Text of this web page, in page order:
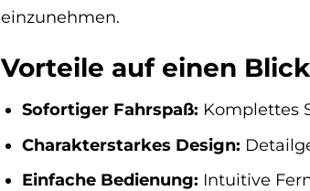
einzunehmen.
Vorteile auf einen Blick
Sofortiger Fahrspaß: Komplettes
Charakterstarkes Design:
Einfache Bedienung: Intuitive